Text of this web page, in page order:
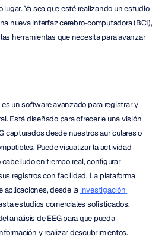
Ya sea que esté realizando un estudio
nueva interfaz cerebro-computadora (BCI),
herramientas que necesita para avanzar
un software avanzado para registrar y
Está diseñado para ofrecerle una visión
capturados desde nuestros auriculares o
Puede visualizar la actividad
cabelludo en tiempo real, configurar
registros con facilidad. La plataforma
aplicaciones, desde la investigación
estudios comerciales sofisticados.
análisis de EEG para que pueda
y realizar descubrimientos.